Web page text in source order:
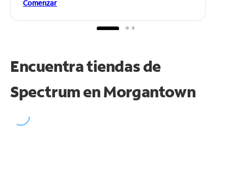
Comenzar
Encuentra tiendas de
Spectrum enMorgantown